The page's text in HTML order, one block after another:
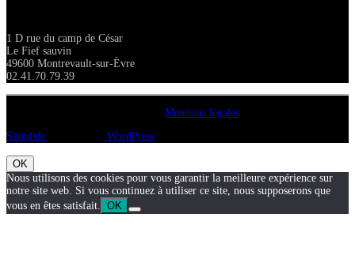
1 D rue du camp de César
Le Fief sauvin
49600 Montrevault-sur-Èvre
02.41.70.79.39
Mentions légales
ShopIsle
WordPress
OK
Nous utilisons des cookies pour vous garantir la meilleure expérience sur
notre site web. Si vous continuez à utiliser ce site, nous supposerons que
vous en êtes satisfait. OK